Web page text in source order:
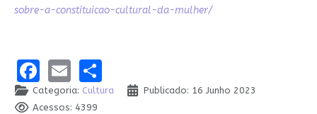
sobre-a-constituicao-cultural-da-mulher/
Facebook
EmailShare
Categoria: Cultura
Publicado: 16 Junho 2023
Acessos: 4399